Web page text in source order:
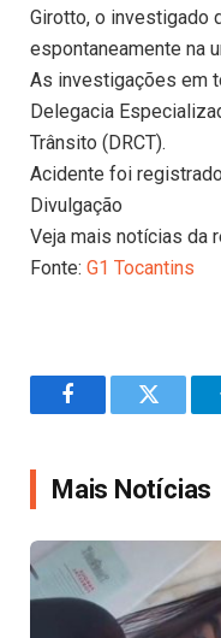
Girotto, o investigado
espontaneamente na
As investigações em
Delegacia
Trânsito (DRCT).
Acidente foi
Divulgação
Veja mais notícias da
Fonte: G1 Tocantins
FacebookTwitter
Mais Notícias